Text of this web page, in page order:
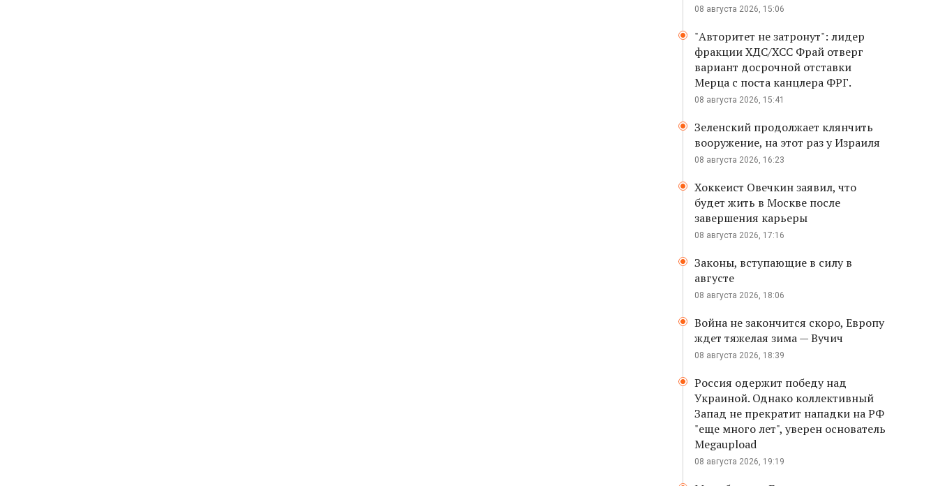
08 августа 2026, 15:06
"Авторитет не затронут": лидер
фракции ХДС/ХСС Фрай отверг
вариант досрочной отставки
Мерца с поста канцлера ФРГ.
08 августа 2026, 15:41
Зеленский продолжает клянчить
вооружение, на этот раз у Израиля
08 августа 2026, 16:23
Хоккеист Овечкин заявил, что
будет жить в Москве после
завершения карьеры
08 августа 2026, 17:16
Законы, вступающие в силу в
августе
08 августа 2026, 18:06
Война не закончится скоро, Европу
ждет тяжелая зима — Вучич
08 августа 2026, 18:39
Россия одержит победу над
Украиной. Однако коллективный
Запад не прекратит нападки на РФ
"еще много лет", уверен основатель
Megaupload
08 августа 2026, 19:19